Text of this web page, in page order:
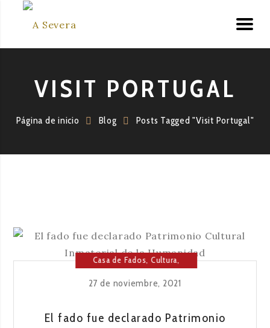
VISIT PORTUGAL
Página de inicio Blog Posts Tagged "Visit Portugal"
Casa de Fados,Cultura,
27 de noviembre, 2021
El fado fue declarado Patrimonio